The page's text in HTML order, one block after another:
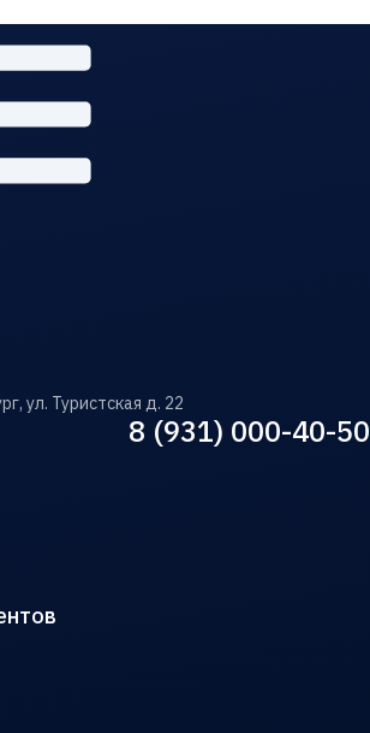
ул. Туристская д. 22
8 (931) 000-40-50